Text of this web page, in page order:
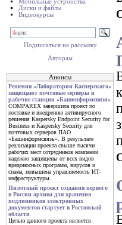
Диски и файлы
Видеокурсы
Подписаться на рассылку
Авторам
Анонсы
Решения «Лаборатории Касперского»
защищают почтовые серверы и
рабочие станции «Башинформсвязи»
COMPAREX завершила проект по
поставке и внедрению антивирусного
решения Kaspersky Endpoint Security for
Business и Kaspersky Security для
почтовых серверов ПАО
«Башинформсвязь». В результате
реализации проекта свыше тысячи
рабочих мест сотрудников компании
надежно защищены от всех видов
вредоносных программ, вирусов и
спама, повышена управляемость ИТ-
инфраструктуры.
Пилотный проект создания первого
в России архива для хранения
подлинников электронных
документов стартует в Ростовской
области
Целью данного проекта является